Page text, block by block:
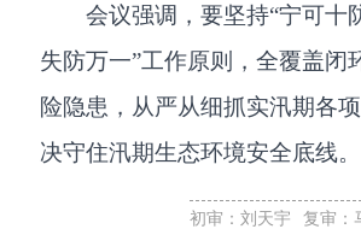
会议强调，要坚持“宁可十
失防万一”工作原则，全覆盖闭
险隐患，从严从细抓实汛期各
决守住汛期生态环境安全底线。
初审：刘天宇 复审：